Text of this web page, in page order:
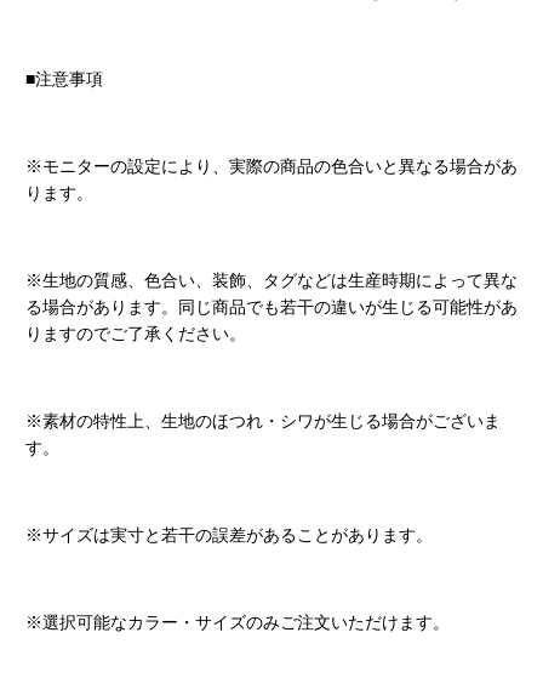
■注意事項
※モニターの設定により、実際の商品の色合いと異なる場合があ
ります。
※生地の質感、色合い、装飾、タグなどは生産時期によって異な
る場合があります。同じ商品でも若干の違いが生じる可能性があ
りますのでご了承ください。
※素材の特性上、生地のほつれ・シワが生じる場合がございま
す。
※サイズは実寸と若干の誤差があることがあります。
※選択可能なカラー・サイズのみご注文いただけます。